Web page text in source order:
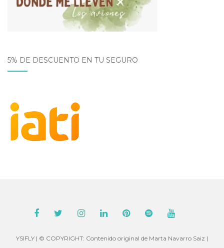
5% DE DESCUENTO EN TU SEGURO
YSIFLY | © COPYRIGHT: Contenido original de Marta Navarro Saiz |